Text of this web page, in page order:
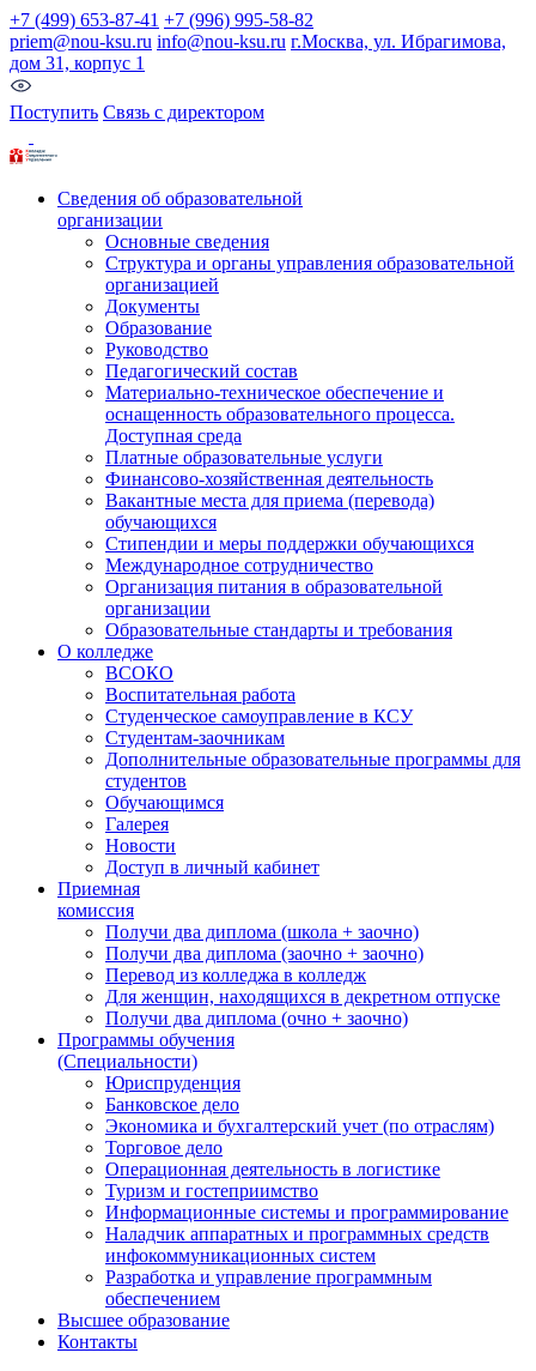
+7 (499) 653-87-41 +7 (996) 995-58-82
priem@nou-ksu.ru info@nou-ksu.ru г.Москва, ул. Ибрагимова,
дом 31, корпус 1
Поступить Связь с директором
Сведения об образовательной
организации
Основные сведения
Структура и органы управления образовательной
организацией
Документы
Образование
Руководство
Педагогический состав
Материально-техническое обеспечение и
оснащенность образовательного процесса.
Доступная среда
Платные образовательные услуги
Финансово-хозяйственная деятельность
Вакантные места для приема (перевода)
обучающихся
Стипендии и меры поддержки обучающихся
Международное сотрудничество
Организация питания в образовательной
организации
Образовательные стандарты и требования
О колледже
ВСОКО
Воспитательная работа
Студенческое самоуправление в КСУ
Студентам-заочникам
Дополнительные образовательные программы для
студентов
Обучающимся
Галерея
Новости
Доступ в личный кабинет
Приемная
комиссия
Получи два диплома (школа + заочно)
Получи два диплома (заочно + заочно)
Перевод из колледжа в колледж
Для женщин, находящихся в декретном отпуске
Получи два диплома (очно + заочно)
Программы обучения
(Специальности)
Юриспруденция
Банковское дело
Экономика и бухгалтерский учет (по отраслям)
Торговое дело
Операционная деятельность в логистике
Туризм и гостеприимство
Информационные системы и программирование
Наладчик аппаратных и программных средств
инфокоммуникационных систем
Разработка и управление программным
обеспечением
Высшее образование
Контакты